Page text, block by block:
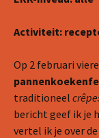
Activiteit:
Op 2 februari
traditioneel
bericht geef ik je
vertel ik je over